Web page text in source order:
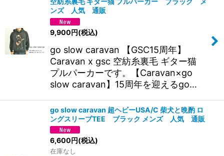
ンズ 人気 通販
9,900円(税込)
go slow caravan 【GSC15周年】
Caravan x gsc 空紡糸裏毛 ギター猫
プルパーカーです。【Caravan×go
slow caravan】15周年を迎えるgo…
go slow caravan 超ヘビーUSA/C 柴犬と晩酌 ロ
ングスリーブTEE ブラック メンズ 人気 通販
6,600 円(税込)
在庫なし